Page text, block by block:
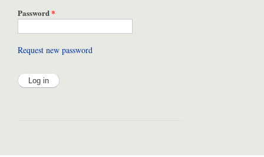
Password*
Request new password